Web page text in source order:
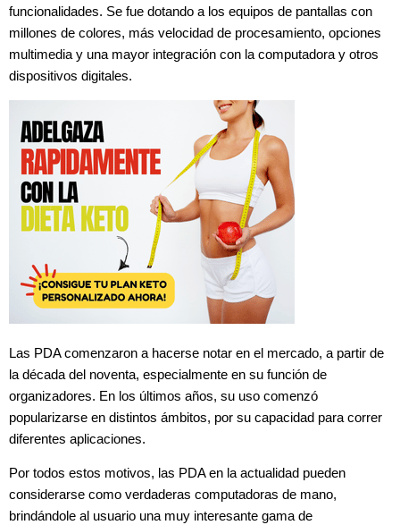
funcionalidades. Se fue dotando a los equipos de pantallas con
millones de colores, más velocidad de procesamiento, opciones
multimedia y una mayor integración con la computadora y otros
dispositivos digitales.
Las PDA comenzaron a hacerse notar en el mercado, a partir de
la década del noventa, especialmente en su función de
organizadores. En los últimos años, su uso comenzó
popularizarse en distintos ámbitos, por su capacidad para correr
diferentes aplicaciones.
Por todos estos motivos, las PDA en la actualidad pueden
considerarse como verdaderas computadoras de mano,
brindándole al usuario una muy interesante gama de